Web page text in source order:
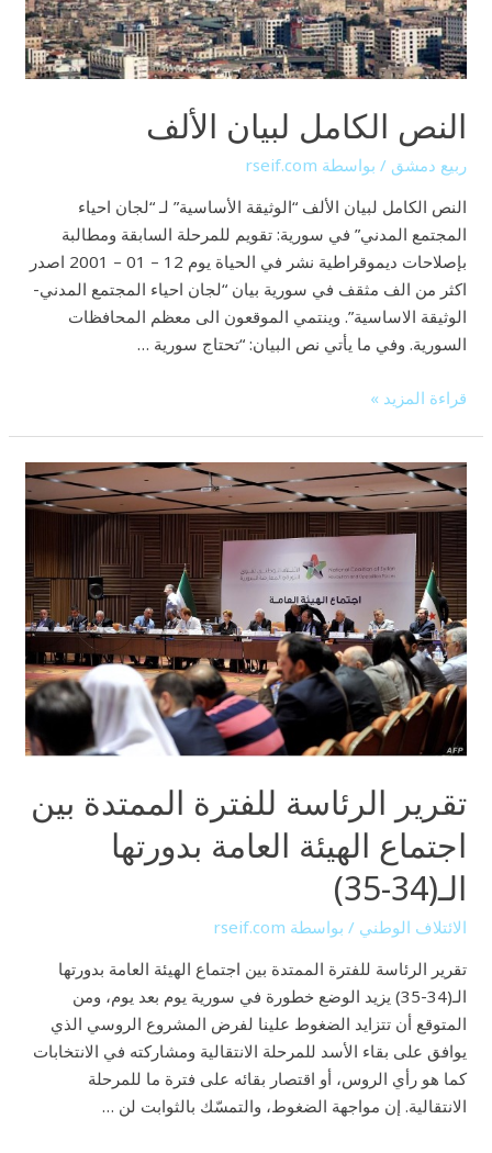
النص الكامل لبيان الألف
ربيع دمشق / بواسطة rseif.com
النص الكامل لبيان الألف “الوثيقة الأساسية” لـ “لجان احياء
المجتمع المدني” في سورية: تقويم للمرحلة السابقة ومطالبة
بإصلاحات ديموقراطية نشر في الحياة يوم 12 – 01 – 2001 اصدر
اكثر من الف مثقف في سورية بيان “لجان احياء المجتمع المدني-
الوثيقة الاساسية”. وينتمي الموقعون الى معظم المحافظات
السورية. وفي ما يأتي نص البيان: “تحتاج سورية …
قراءة المزيد »
تقرير الرئاسة للفترة الممتدة بين
اجتماع الهيئة العامة بدورتها
الـ(34-35)
الائتلاف الوطني / بواسطة rseif.com
تقرير الرئاسة للفترة الممتدة بين اجتماع الهيئة العامة بدورتها
الـ(34-35) يزيد الوضع خطورة في سورية يوم بعد يوم، ومن
المتوقع أن تتزايد الضغوط علينا لفرض المشروع الروسي الذي
يوافق على بقاء الأسد للمرحلة الانتقالية ومشاركته في الانتخابات
كما هو رأي الروس، أو اقتصار بقائه على فترة ما للمرحلة
الانتقالية. إن مواجهة الضغوط، والتمسّك بالثوابت لن …
تقرير
الرئاسة
للفترة
الممتدة
بين
اجتماع
الهيئة
العامة
بدورتها
الـ(34-
35)